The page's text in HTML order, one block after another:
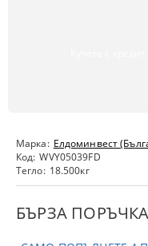
Марка: Елдоминвест
Код: WVY05039FD
Тегло: 18.500кг
БЪРЗА